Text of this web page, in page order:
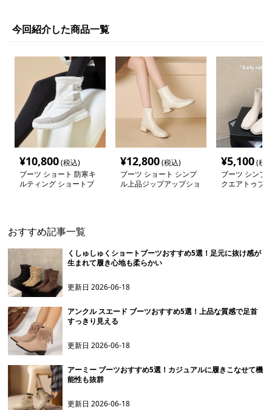
今回紹介した商品一覧
¥10,800(税込)
ブーツ ショート 防寒キ
ルティング ショートブ
¥12,800(税込)
ブーツ ショート シンプ
ル上品ジップアップショ
¥5,100(税
ブーツ シンプ
クエアトゥブ
おすすめ記事一覧
くしゅしゅくショートブーツおすすめ5選！足元に抜け感が
生まれて履き心地も柔らかい
更新日2026-06-18
アンクル スエード ブーツおすすめ5選！上品な質感で足首
すっきり見える
更新日2026-06-18
アーミー ブーツおすすめ5選！カジュアルに履きこなせて機
能性も抜群
更新日2026-06-18